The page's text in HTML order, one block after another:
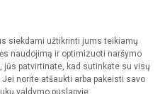
siekdami užtikrinti jums teikiamų
naudojimą ir optimizuoti naršymo
jūs patvirtinate, kad sutinkate su visų
norite atšaukti arba pakeisti savo
valdymo puslapyje
gimnazija. Visos teisės saugomos.
sutikimo griežtai draudžiama.
Slapukų valdymas